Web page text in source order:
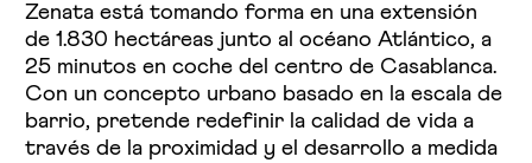
Zenata está tomando forma en una extensión
de 1.830 hectáreas junto al océano Atlántico, a
25 minutos en coche del centro de Casablanca.
Con un concepto urbano basado en la escala de
barrio, pretende redefinir la calidad de vida a
través de la proximidad y el desarrollo a medida